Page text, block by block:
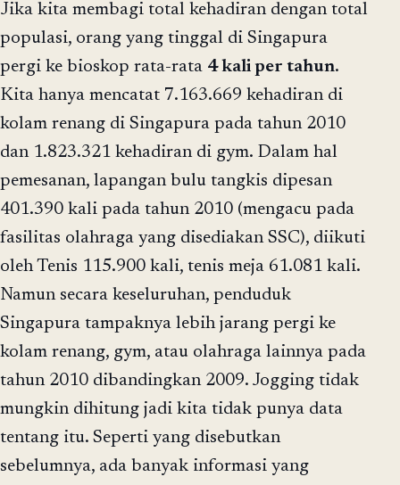
Jika kita membagi total kehadiran dengan total
populasi, orang yang tinggal di Singapura
pergi ke bioskop rata-rata 4 kali per tahun.
Kita hanya mencatat 7.163.669 kehadiran di
kolam renang di Singapura pada tahun 2010
dan 1.823.321 kehadiran di gym. Dalam hal
pemesanan, lapangan bulu tangkis dipesan
401.390 kali pada tahun 2010 (mengacu pada
fasilitas olahraga yang disediakan SSC), diikuti
oleh Tenis 115.900 kali, tenis meja 61.081 kali.
Namun secara keseluruhan, penduduk
Singapura tampaknya lebih jarang pergi ke
kolam renang, gym, atau olahraga lainnya pada
tahun 2010 dibandingkan 2009. Jogging tidak
mungkin dihitung jadi kita tidak punya data
tentang itu. Seperti yang disebutkan
sebelumnya, ada banyak informasi yang